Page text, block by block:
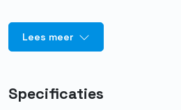
Lees meer
Specificaties